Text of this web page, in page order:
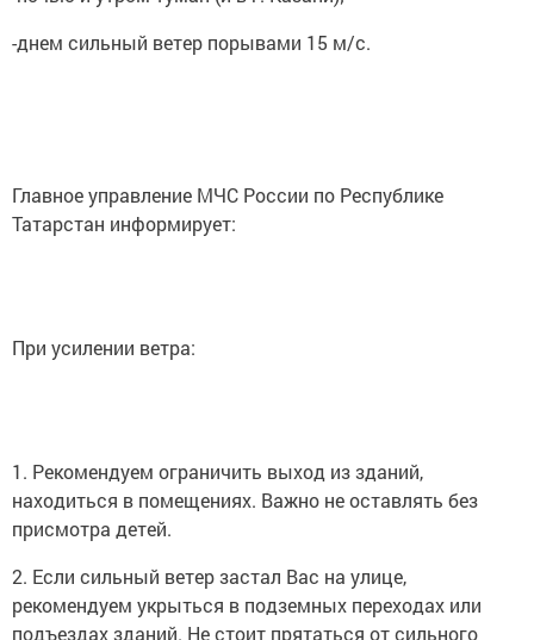
-днем сильный ветер порывами 15 м/с.
Главное управление МЧС России по Республике
Татарстан информирует:
При усилении ветра:
1. Рекомендуем ограничить выход из зданий,
находиться в помещениях. Важно не оставлять без
присмотра детей.
2. Если сильный ветер застал Вас на улице,
рекомендуем укрыться в подземных переходах или
подъездах зданий. Не стоит прятаться от сильного